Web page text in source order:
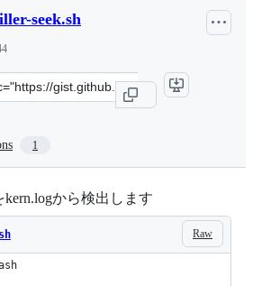
seek.sh
1
から検出します
Raw